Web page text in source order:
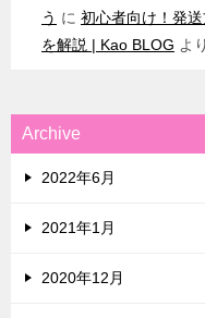
う に 初心者向け！発
を解説 | Kao BLOG より
Archive
2022年6月
2021年1月
2020年12月